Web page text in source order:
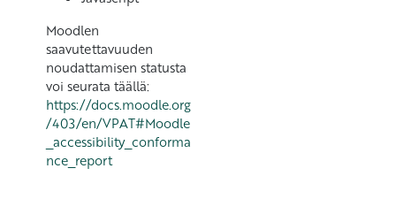
Moodlen
saavutettavuuden
noudattamisen statusta
voi seurata täällä:
https://docs.moodle.org
/403/en/VPAT#Moodle
_accessibility_conforma
nce_report